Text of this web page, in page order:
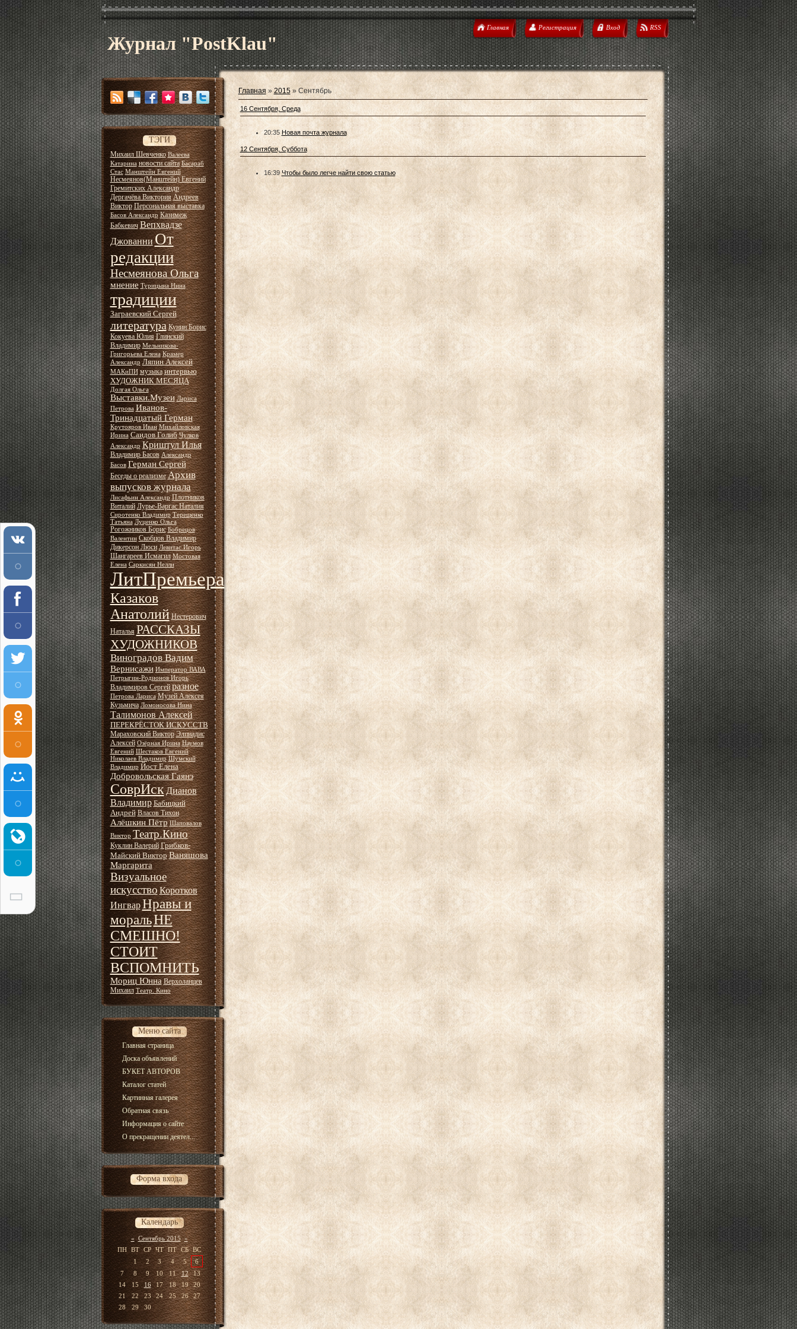
Журнал "PostKlau"
Главная Регистрация Вход RSS
ТЭГИ
Михаил Шевченко Валеева
Катарина новости сайта Басараб
Стас Манштейн Евгений
Несмеянов(Манштейн) Евгений
Гремитских Александр
Дергачёва Виктория Андреев
Виктор Персональная выставка
Басов Александр Казимеж
Бабкевич Вепхвадзе
Джованни От
редакции
Несмеянова Ольга
мнение Турицына Нина
традиции
Заграевский Сергей
литература Кунин Борис
Кокуева Юлия Глинский
Владимир Мельникова-
Григорьева Елена Крамер
Александр Ляпин Алексей
МАКиПИ музыка интервью
ХУДОЖНИК МЕСЯЦА
Долгая Ольга
Выставки.Музеи Лариса
Петрова Иванов-
Тринадцатый Герман
Крутояров Иван Михайловская
Ирина Саидов Голиб Чулков
Александр Криштул Илья
Владимир Басов Александр
Басов Герман Сергей
Беседы о реализме Архив
выпусков журнала
Лисафьин Александр Плотников
Виталий Лурье-Варгас Наталия
Сиротенко Владимир Терещенко
Татьяна Луценко Ольга
Рогожников Борис Бобрецов
Валентин Скобцов Владимир
Дикерсон Люси Левитас Игорь
Шангареев Исмагил Мостовая
Елена Саркисян Нелли
ЛитПремьера
Казаков
Анатолий Нестерович
Наталья РАССКАЗЫ
ХУДОЖНИКОВ
Виноградов Вадим
Вернисажи Император ВАВА
Петрыгин-Родионов Игорь
Владимиров Сергей разное
Петрова Лариса Музей Алексея
Кузьмича Ломоносова Нина
Талимонов Алексей
ПЕРЕКРЁСТОК ИСКУССТВ
Мараховский Виктор Элпиадис
Алексей Озёрная Ирина Наумов
Евгений Шестаков Евгений
Николаев Владимир Шумский
Владимир Йост Елена
Добровольская Гаянэ
СоврИскДианов
Владимир Бабицкий
Андрей Власов Тихон
Алёшкин Пётр Шаповалов
Виктор Театр.Кино
Куклин Валерий Грибков-
Майский Виктор Ваняшова
Маргарита
Визуальное
искусствоКоротков
ИнгварНравы и
моральНЕ
СМЕШНО!
СТОИТ
ВСПОМНИТЬ
Мориц Юнна Верхоланцев
Михаил Театр. Кино
Меню сайта
Главная страница
Доска объявлений
БУКЕТ АВТОРОВ
Каталог статей
Картинная галерея
Обратная связь
Информация о сайте
О прекращении деятел...
Форма входа
Календарь
« Сентябрь 2015 »
ПН ВТ СР ЧТ ПТ СБ ВС
1
2 3 4 5
6
7
8 9 10 11 12
13
14
15 16 17 18 19
20
21
22 23 24 25 26
27
28
29 30
Главная » 2015 » Сентябрь
16 Сентября, Среда
20:35 Новая почта журнала
12 Сентября, Суббота
16:39 Чтобы было легче найти свою статью